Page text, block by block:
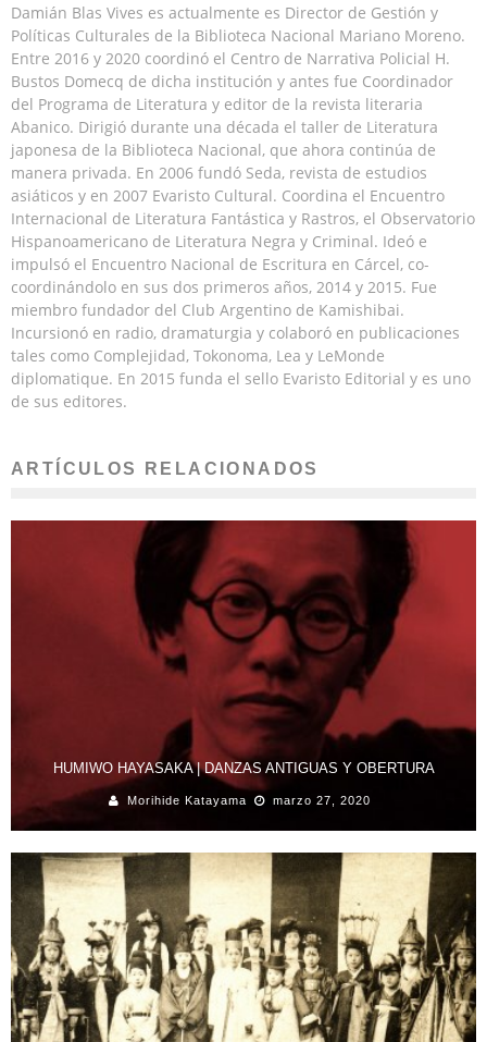
Damián Blas Vives es actualmente es Director de Gestión y
Políticas Culturales de la Biblioteca Nacional Mariano Moreno.
Entre 2016 y 2020 coordinó el Centro de Narrativa Policial H.
Bustos Domecq de dicha institución y antes fue Coordinador
del Programa de Literatura y editor de la revista literaria
Abanico. Dirigió durante una década el taller de Literatura
japonesa de la Biblioteca Nacional, que ahora continúa de
manera privada. En 2006 fundó Seda, revista de estudios
asiáticos y en 2007 Evaristo Cultural. Coordina el Encuentro
Internacional de Literatura Fantástica y Rastros, el Observatorio
Hispanoamericano de Literatura Negra y Criminal. Ideó e
impulsó el Encuentro Nacional de Escritura en Cárcel, co-
coordinándolo en sus dos primeros años, 2014 y 2015. Fue
miembro fundador del Club Argentino de Kamishibai.
Incursionó en radio, dramaturgia y colaboró en publicaciones
tales como Complejidad, Tokonoma, Lea y LeMonde
diplomatique. En 2015 funda el sello Evaristo Editorial y es uno
de sus editores.
ARTÍCULOS RELACIONADOS
HUMIWO HAYASAKA | DANZAS ANTIGUAS Y OBERTURA
Morihide Katayama marzo 27, 2020